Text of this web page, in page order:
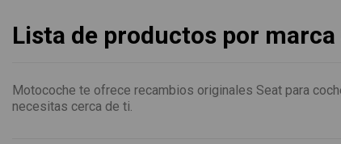
Lista de productos por marca
Motocoche te ofrece recambios originales Seat para
necesitas cerca de ti.